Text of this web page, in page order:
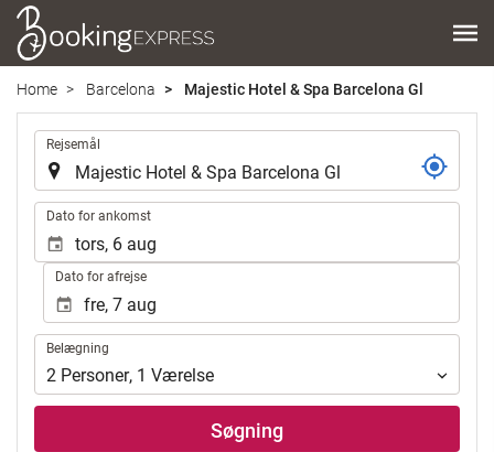
Home Barcelona Majestic Hotel & Spa Barcelona Gl
Rejsemål
Dato for ankomst
Dato for afrejse
Belægning
Belægning
2 Personer, 1 Værelse
Søgning